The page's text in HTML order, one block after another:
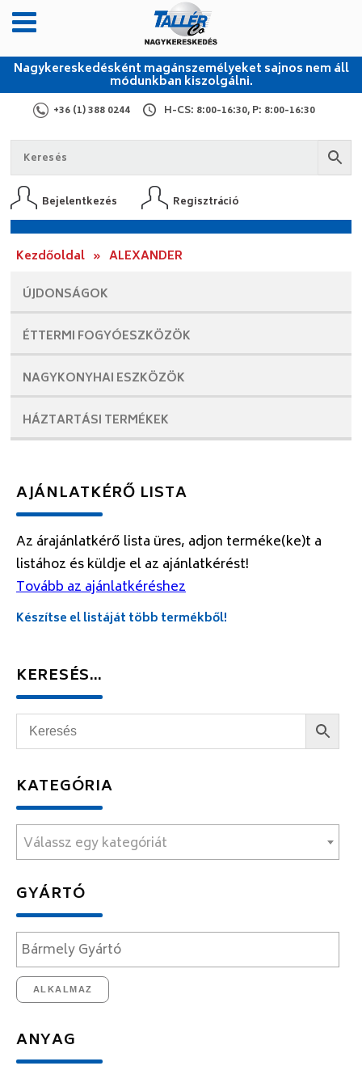
Nagykereskedésként magánszemélyeket sajnos nem áll
módunkban kiszolgálni.
+36 (1) 388 0244 H-CS: 8:00-16:30, P: 8:00-16:30
Bejelentkezés Regisztráció
Kezdőoldal » ALEXANDER
ÚJDONSÁGOK
ÉTTERMI FOGYÓESZKÖZÖK
NAGYKONYHAI ESZKÖZÖK
HÁZTARTÁSI TERMÉKEK
AJÁNLATKÉRŐ LISTA
Az árajánlatkérő lista üres, adjon terméke(ke)t a
listához és küldje el az ajánlatkérést!
Tovább az ajánlatkéréshez
Készítse el listáját több termékből!
KERESÉS…
KATEGÓRIA
Válassz egy kategóriát
GYÁRTÓ
ALKALMAZ
ANYAG